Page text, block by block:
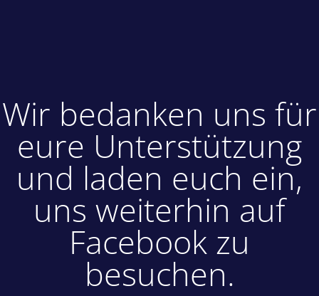
Wir bedanken uns für
eure Unterstützung
und laden euch ein,
uns weiterhin auf
Facebook zu
besuchen.